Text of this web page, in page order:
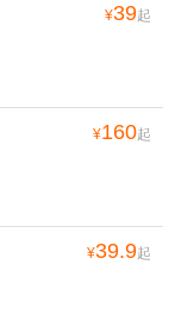
¥39起
¥160起
¥39.9起